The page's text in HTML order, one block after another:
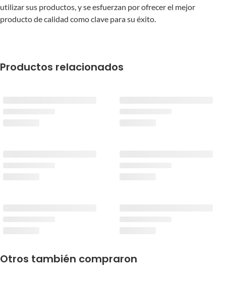
utilizar sus productos, y se esfuerzan por ofrecer el mejor
producto de calidad como clave para su éxito.
Productos relacionados
Otros también compraron